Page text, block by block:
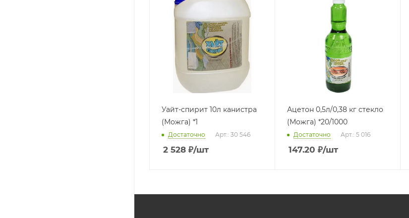
Уайт-спирит 10л канистра
(Можга) *1
Достаточно Арт.: 30 546
2 528 ₽/шт
Ацетон 0,5л/0,38 кг стекло
(Можга) *20/1000
Достаточно Арт.: 5 016
147.20 ₽/шт